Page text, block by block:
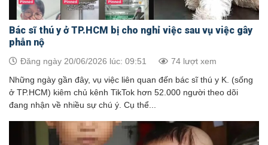
Bác sĩ thú y ở TP.HCM bị cho nghỉ việc sau vụ việc gây
phẫn nộ
Đăng ngày 20/06/2026 lúc: 09:51 74 lượt xem
Những ngày gần đây, vụ việc liên quan đến bác sĩ thú y K. (sống
ở TP.HCM) kiêm chủ kênh TikTok hơn 52.000 người theo dõi
đang nhận về nhiều sự chú ý. Cụ thể...